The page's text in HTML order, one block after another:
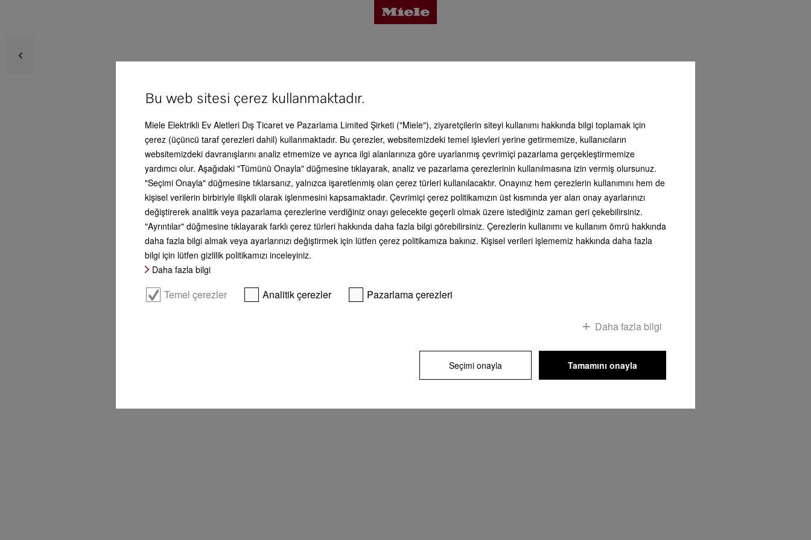
Avantajlar
Ürün detayları
Aksesuar
Servis & Destek
İyi bir his
Burada size Miele ürünleriyle bağlantılı
olarak yardımcı olabilecek kapsamlı
bilgiler bulabilirsiniz. Ön aşamadaki satın
alma danışmanlığından, cihazın evinizdeki
kurulumuna kadar uzanan kapsamlı
çerçeve teklif veya mükemmel kullanıma
ilişkin detaylı bilgiler. Her zaman
yanınızdayız - hizmetinizde olduğumuzu
unutmayınız!
Bu web sitesi çerez kullanmaktadır.
Miele Elektrikli Ev Aletleri Dış Ticaret ve Pazarlama Limited Şirketi ("Miele"), ziyaretçilerin siteyi kullanımı hakkında bilgi toplamak için
çerez (üçüncü taraf çerezleri dahil) kullanmaktadır. Bu çerezler, websitemizdeki temel işlevleri yerine getirmemize, kullanıcıların
websitemizdeki davranışlarını analiz etmemize ve ayrıca ilgi alanlarınıza göre uyarlanmış çevrimiçi pazarlama gerçekleştirmemize
yardımcı olur. Aşağıdaki "Tümünü Onayla" düğmesine tıklayarak, analiz ve pazarlama çerezlerinin kullanılmasına izin vermiş olursunuz.
"Seçimi Onayla" düğmesine tıklarsanız, yalnızca işaretlenmiş olan çerez türleri kullanılacaktır. Onayınız hem çerezlerin kullanımını hem de
kişisel verilerin birbiriyle ilişkili olarak işlenmesini kapsamaktadır. Çevrimiçi çerez politikamızın üst kısmında yer alan onay ayarlarınızı
değiştirerek analitik veya pazarlama çerezlerine verdiğiniz onayı gelecekte geçerli olmak üzere istediğiniz zaman geri çekebilirsiniz.
"Ayrıntılar" düğmesine tıklayarak farklı çerez türleri hakkında daha fazla bilgi görebilirsiniz. Çerezlerin kullanımı ve kullanım ömrü hakkında
daha fazla bilgi almak veya ayarlarınızı değiştirmek için lütfen çerez politikamıza bakınız. Kişisel verileri işlememiz hakkında daha fazla
bilgi için lütfen gizlilik politikamızı inceleyiniz.
Daha fazla bilgi
Temel çerezler Analitik çerezler Pazarlama çerezleri
Daha fazla bilgi
Seçimi onayla Tamamını onayla